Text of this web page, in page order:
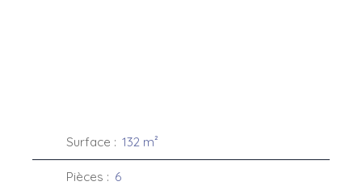
Surface : 132 m²
Pièces : 6